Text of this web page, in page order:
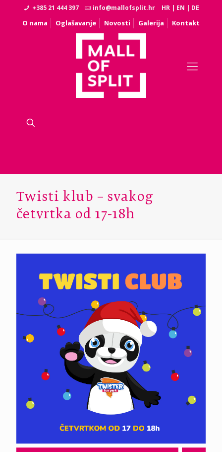
+385 21 444 397 info@mallofsplit.hr HR | EN | DE
O nama Oglašavanje Novosti Galerija Kontakt
Twisti klub – svakog
četvrtka od 17-18h